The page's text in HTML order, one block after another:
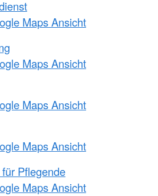
Maps Ansicht
Maps Ansicht
Maps Ansicht
Maps Ansicht
Pflegende
Maps Ansicht